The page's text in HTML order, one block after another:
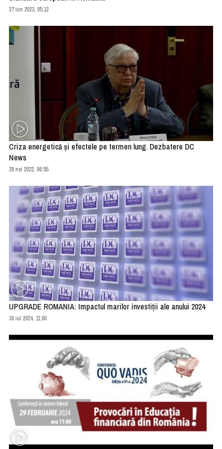
27 iun 2023, 05:12
Criza energetică și efectele pe termen lung. Dezbatere DC
News
28 noi 2022, 06:55
UPGRADE ROMANIA: Impactul marilor investiții ale anului 2024
30 iul 2024, 11:00